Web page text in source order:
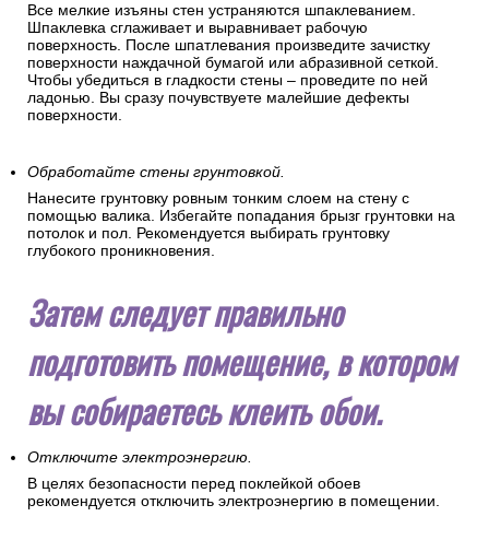
Все мелкие изъяны стен устраняются шпаклеванием.
Шпаклевка сглаживает и выравнивает рабочую
поверхность. После шпатлевания произведите зачистку
поверхности наждачной бумагой или абразивной сеткой.
Чтобы убедиться в гладкости стены – проведите по ней
ладонью. Вы сразу почувствуете малейшие дефекты
поверхности.
Обработайте стены грунтовкой.
Нанесите грунтовку ровным тонким слоем на стену с
помощью валика. Избегайте попадания брызг грунтовки на
потолок и пол. Рекомендуется выбирать грунтовку
глубокого проникновения.
Затем следует правильно
подготовить помещение, в котором
вы собираетесь клеить обои.
Отключите электроэнергию.
В целях безопасности перед поклейкой обоев
рекомендуется отключить электроэнергию в помещении.